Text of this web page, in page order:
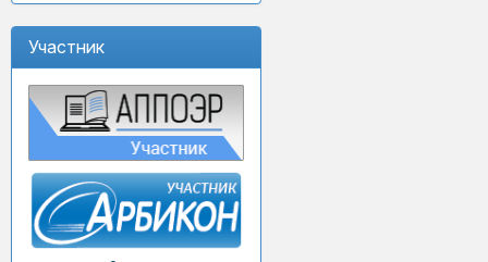
Участник